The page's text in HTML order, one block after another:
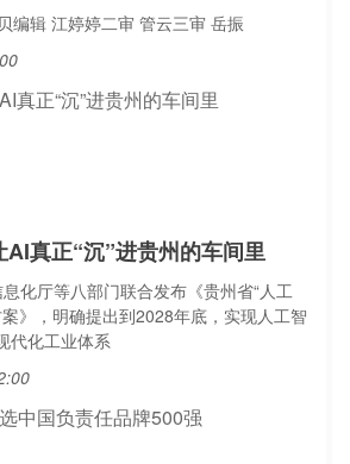
编辑 江婷婷二审 管云三审 岳振
AI真正“沉”进贵州的车间里
化厅等八部门联合发布《贵州省“人工
》，明确提出到2028年底，实现人工智
代化工业体系